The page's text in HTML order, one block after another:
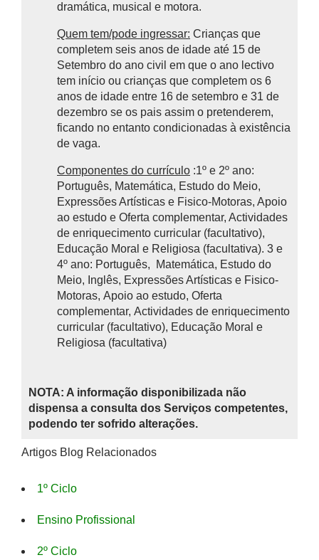
dramática, musical e motora.
Quem tem/pode ingressar: Crianças que
completem seis anos de idade até 15 de
Setembro do ano civil em que o ano lectivo
tem início ou crianças que completem os 6
anos de idade entre 16 de setembro e 31 de
dezembro se os pais assim o pretenderem,
ficando no entanto condicionadas à existência
de vaga.
Componentes do currículo :1º e 2º ano:
Português, Matemática, Estudo do Meio,
Expressões Artísticas e Fisico-Motoras, Apoio
ao estudo e Oferta complementar, Actividades
de enriquecimento curricular (facultativo),
Educação Moral e Religiosa (facultativa). 3 e
4º ano: Português, Matemática, Estudo do
Meio, Inglês, Expressões Artísticas e Fisico-
Motoras, Apoio ao estudo, Oferta
complementar, Actividades de enriquecimento
curricular (facultativo), Educação Moral e
Religiosa (facultativa)
NOTA: A informação disponibilizada não
dispensa a consulta dos Serviços competentes,
podendo ter sofrido alterações.
Artigos Blog Relacionados
1º Ciclo
Ensino Profissional
2º Ciclo